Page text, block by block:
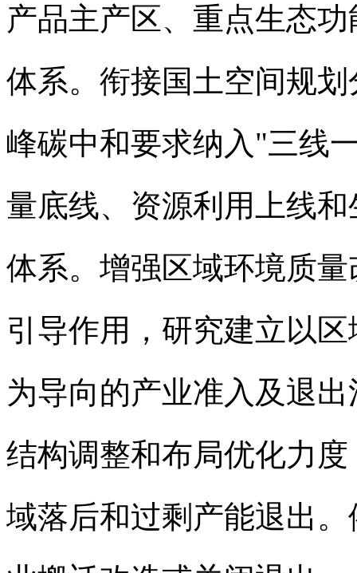
产品主产区、重点生态
体系。衔接国土空间规
峰碳中和要求纳入"三线
量底线、资源利用上线
体系。增强区域环境质
引导作用，研究建立以
为导向的产业准入及退
结构调整和布局优化力
域落后和过剩产能退出